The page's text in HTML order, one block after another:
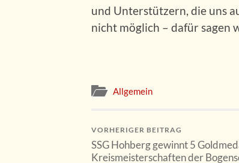
und Unterstützern, die uns
nicht möglich – dafür sagen
Allgemein
VORHERIGER BEITRAG
SSG Hohberg gewinnt 5
Kreismeisterschaften der